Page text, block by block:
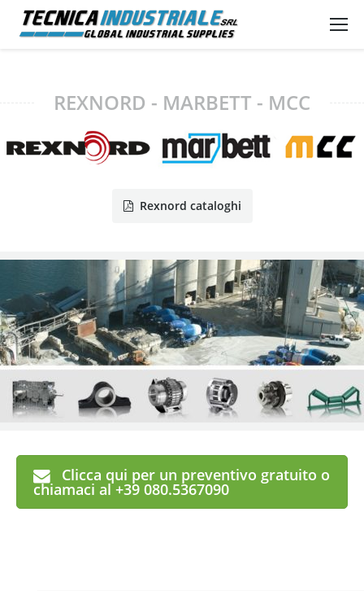
REXNORD - MARBETT - MCC
Rexnord cataloghi
Clicca qui per un preventivo gratuito o
chiamaci al +39 080.5367090